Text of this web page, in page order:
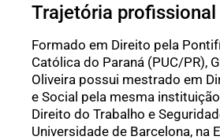
Trajetória profissional
Formado em Direito pela
Católica do Paraná (PUC/PR),
Oliveira possui mestrado em
e Social pela mesma
Direito do Trabalho e
Universidade de Barcelona, na